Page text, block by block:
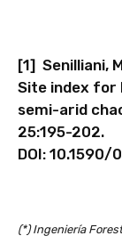
[1] Senilliani,
Site index for
semi-arid
25:195-202.
DOI:
(*) Ingeniería